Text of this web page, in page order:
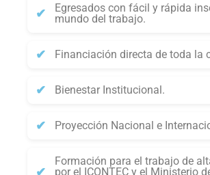
Egresados con fácil y rápida
mundo del trabajo.
Financiación directa de toda la
Bienestar Institucional.
Proyección Nacional e
Formación para el trabajo de
por el ICONTEC y el Ministerio